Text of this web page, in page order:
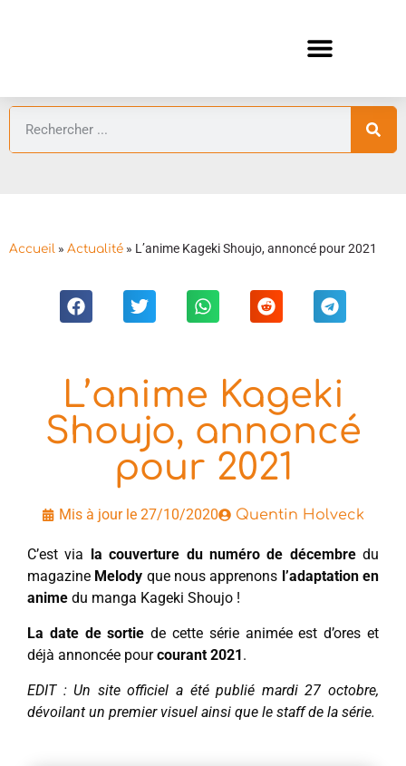
Accueil » Actualité » L’anime Kageki Shoujo, annoncé pour 2021
L’anime Kageki
Shoujo, annoncé
pour 2021
Mis à jour le 27/10/2020 Quentin Holveck
C’est via la couverture du numéro de décembredu
magazine Melody que nous apprenons l’adaptation en
anime du manga Kageki Shoujo !
La date de sortie de cette série animée est d’ores et
déjà annoncée pourcourant 2021.
EDIT : Un site officiel a été publié mardi 27 octobre,
dévoilant un premier visuel ainsi que le staff de la série.